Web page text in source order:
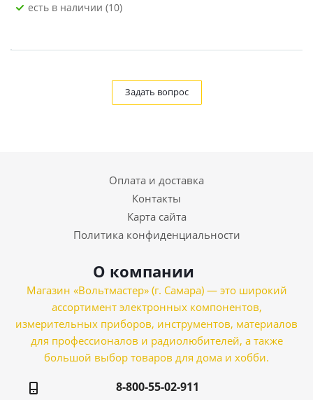
Есть в наличии (10)
Задать вопрос
Оплата и доставка
Контакты
Карта сайта
Политика конфиденциальности
О компании
Магазин «Вольтмастер» (г. Самара) — это широкий
ассортимент электронных компонентов,
измерительных приборов, инструментов, материалов
для профессионалов и радиолюбителей, а также
большой выбор товаров для дома и хобби.
8-800-55-02-911